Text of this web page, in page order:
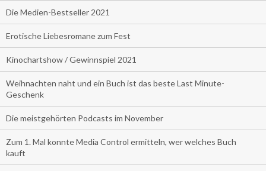
Die Medien-Bestseller 2021
Erotische Liebesromane zum Fest
Kinochartshow / Gewinnspiel 2021
Weihnachten naht und ein Buch ist das beste Last Minute-
Geschenk
Die meistgehörten Podcasts im November
Zum 1. Mal konnte Media Control ermitteln, wer welches Buch
kauft